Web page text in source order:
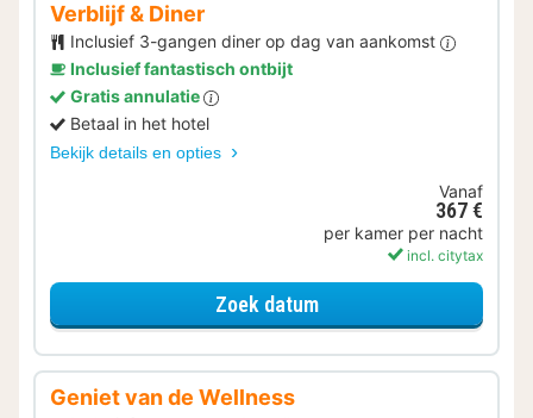
Verblijf & Diner
Inclusief 3-gangen diner op dag van aankomst
Inclusief fantastisch ontbijt
Gratis annulatie
Betaal in het hotel
Bekijk details en opties
Vanaf
367 €
per kamer per nacht
incl. citytax
Zoek datumvoor Verblijf & Diner
Geniet van de Wellness